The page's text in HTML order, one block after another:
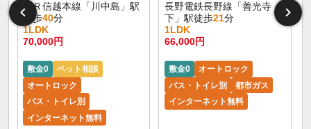
ＪＲ信越本線「川中島」駅
徒歩40分
1LDK
70,000円
敷金0
ペット相談
オートロック
バス・トイレ別
インターネット無料
長野電鉄長野線「善光寺
下」駅徒歩21分
1LDK
66,000円
敷金0
オートロック
バス・トイレ別
都市ガス
インターネット無料